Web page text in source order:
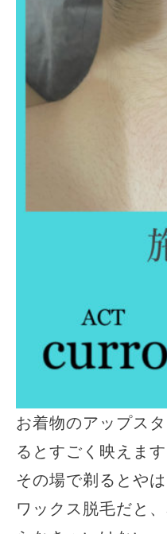
お着物のアップス
るとすごく映えます
その場で剃るとや
ワックス脱毛だと